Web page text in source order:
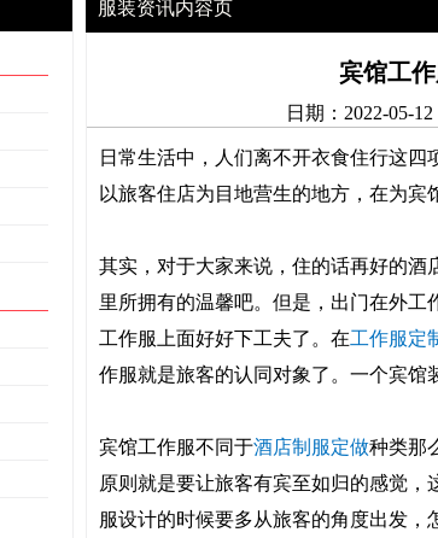
服装资讯内容页
宾馆工
日期：2022-05-
日常生活中，人们离不开衣食住行这
以旅客住店为目地营生的地方，在为
其实，对于大家来说，住的话再好的酒
里所拥有的温馨吧。但是，出门在外
工作服上面好好下工夫了。在工作服定
作服就是旅客的认同对象了。一个宾馆
宾馆工作服不同于酒店制服定做种类那
原则就是要让旅客有宾至如归的感觉
服设计的时候要多从旅客的角度出发，